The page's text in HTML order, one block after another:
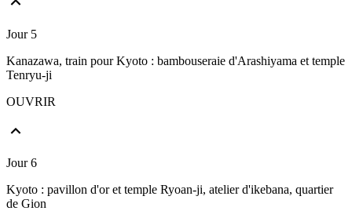
Jour 5
Kanazawa, train pour Kyoto : bambouseraie d'Arashiyama et temple
Tenryu-ji
OUVRIR
Jour 6
Kyoto : pavillon d'or et temple Ryoan-ji, atelier d'ikebana, quartier
de Gion